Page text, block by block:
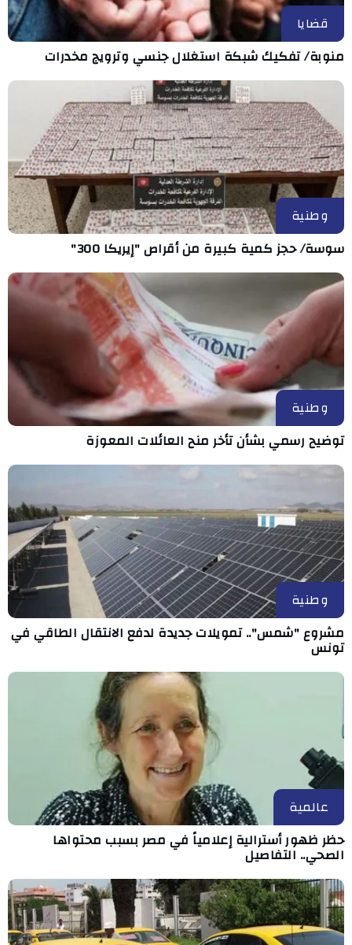
قضايا
منوبة/ تفكيك شبكة استغلال جنسي وترويج مخدرات
وطنية
سوسة/ حجز كمية كبيرة من أقراص "إيريكا 300"
وطنية
توضيح رسمي بشأن تأخر منح العائلات المعوزة
وطنية
مشروع "شمس".. تمويلات جديدة لدفع الانتقال الطاقي في
تونس
عالمية
حظر ظهور أسترالية إعلامياً في مصر بسبب محتواها
الصحي.. التفاصيل